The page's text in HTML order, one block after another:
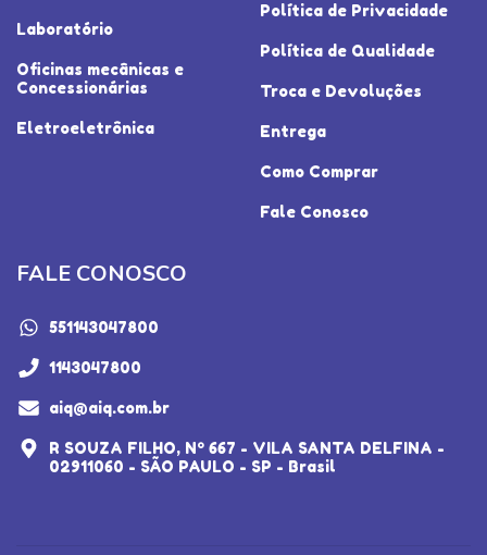
Laboratório
Oficinas mecânicas e
Concessionárias
Eletroeletrônica
Política de Privacidade
Política de Qualidade
Troca e Devoluções
Entrega
Como Comprar
Fale Conosco
FALE CONOSCO
551143047800
1143047800
aiq@aiq.com.br
R SOUZA FILHO, Nº 667 - VILA SANTA DELFINA -
02911060 - SÃO PAULO - SP - Brasil